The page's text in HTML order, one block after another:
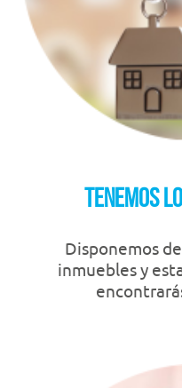
Tenemos
Disponemos
inmuebles y